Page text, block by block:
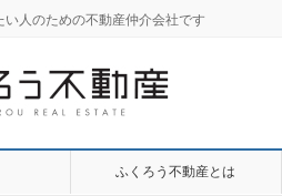
人のための不動産仲介会社です
ふくろう不動産とは